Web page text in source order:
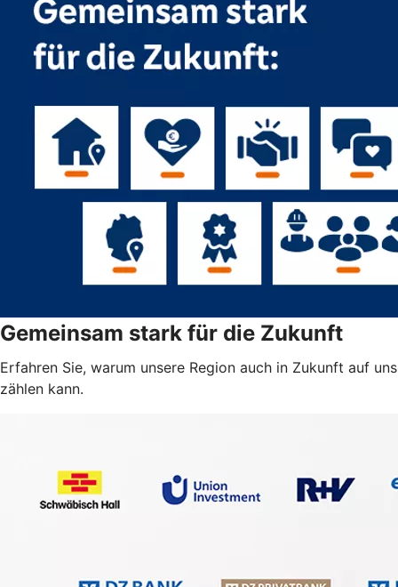
Gemeinsam stark für die Zukunft
Erfahren Sie, warum unsere Region auch in Zukunft auf uns
zählen kann.